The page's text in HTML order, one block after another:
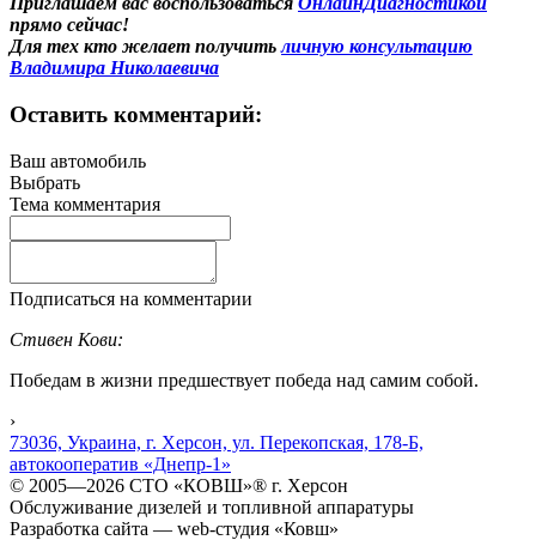
прямо сейчас!
Для тех кто желает получитьличную консультацию
Владимира Николаевича
Оставить комментарий:
Ваш автомобиль
Выбрать
Тема комментария
Подписаться на комментарии
Стивен Кови:
Победам в жизни предшествует победа над самим собой.
›
73036, Украина, г. Херсон, ул. Перекопская, 178-Б,
автокооператив «Днепр-1»
© 2005—2026 СТО «КОВШ»® г. Херсон
Обслуживание дизелей и топливной аппаратуры
Разработка сайта — web-студия «Ковш»